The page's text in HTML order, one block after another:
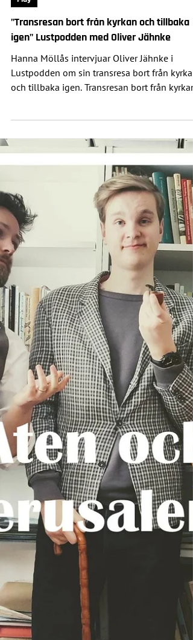
16 jan. 2024
Play
igen" Lustpodden med Oliver Jähnke
Hanna Möllås intervjuar Oliver Jähnke i
Lustpodden om sin transresa bort från kyrkan
och tillbaka igen. Transresan bort från